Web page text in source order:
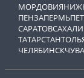
МОРДОВИЯ
ПЕНЗАПЕРМЬ
САРАТОВ
ТАТАРСТАН
ЧЕЛЯБИНСК